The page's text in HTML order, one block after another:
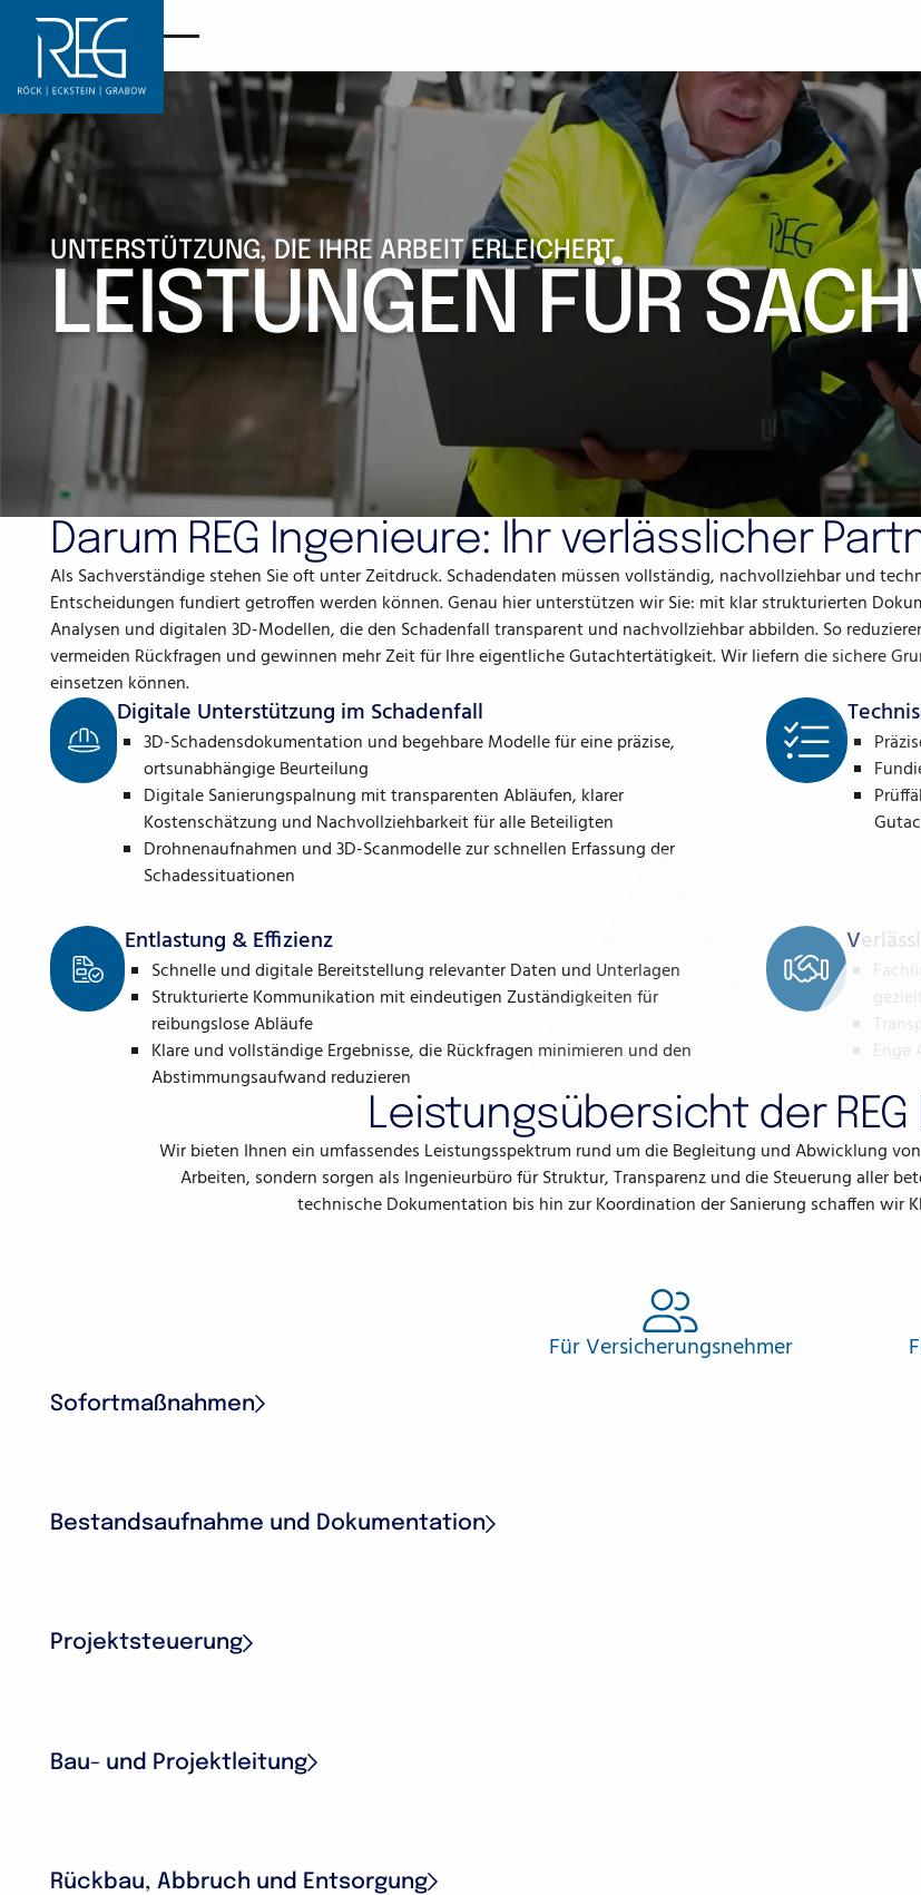
UNTERSTÜTZUNG, DIE IHRE ARBEIT ERLEICHERT
LEISTUNGEN FÜR
Darum REG Ingenieure: Ihr verlässlicher
Als Sachverständige stehen Sie oft unter Zeitdruck. Schadendaten müssen vollständig, nachvollziehbar und
Entscheidungen fundiert getroffen werden können. Genau hier unterstützen wir Sie: mit klar strukturierten
Analysen und digitalen 3D-Modellen, die den Schadenfall transparent und nachvollziehbar abbilden. So
vermeiden Rückfragen und gewinnen mehr Zeit für Ihre eigentliche Gutachtertätigkeit. Wir liefern die sichere
einsetzen können.
Digitale Unterstützung im Schadenfall
3D-Schadensdokumentation und begehbare Modelle für eine präzise,
ortsunabhängige Beurteilung
Digitale Sanierungspalnung mit transparenten Abläufen, klarer
Kostenschätzung und Nachvollziehbarkeit für alle Beteiligten
Drohnenaufnahmen und 3D-Scanmodelle zur schnellen Erfassung der
Schadessituationen
Entlastung & Effizienz
Schnelle und digitale Bereitstellung relevanter Daten und Unterlagen
Strukturierte Kommunikation mit eindeutigen Zuständigkeiten für
reibungslose Abläufe
Klare und vollständige Ergebnisse, die Rückfragen minimieren und den
Abstimmungsaufwand reduzieren
Enge
Leistungsübersicht der
Wir bieten Ihnen ein umfassendes Leistungsspektrum rund um die Begleitung und Abwicklung
Arbeiten, sondern sorgen als Ingenieurbüro für Struktur, Transparenz und die Steuerung aller
technische Dokumentation bis hin zur Koordination der Sanierung schaffen wir
Für Versicherungsnehmer
Sofortmaßnahmen
Bestandsaufnahme und Dokumentation
Projektsteuerung
Bau- und Projektleitung
Rückbau, Abbruch und Entsorgung